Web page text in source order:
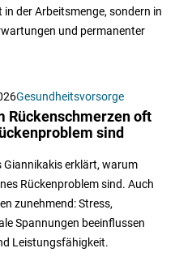
der Arbeitsmenge, sondern in
und permanenter
Gesundheitsvorsorge
Rückenschmerzen oft
sind
erklärt, warum
Rückenproblem sind. Auch
zunehmend: Stress,
Spannungen beeinflussen
Leistungsfähigkeit.